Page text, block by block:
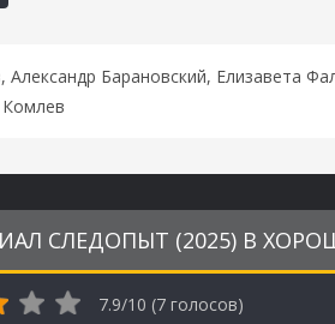
Барановский, Елизавета
СЛЕДОПЫТ (2025) В
7.9/10 (7 голосов)